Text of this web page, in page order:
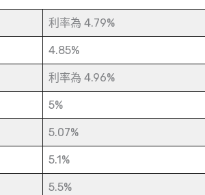
利率為 4.79%
4.85%
利率為 4.96%
5%
5.07%
5.1%
5.5%